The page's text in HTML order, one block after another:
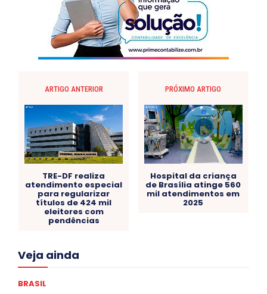
ARTIGO ANTERIOR
TRE-DF realiza
atendimento especial
para regularizar
títulos de 424 mil
eleitores com
pendências
PRÓXIMO ARTIGO
Hospital da criança
de Brasília atinge 560
mil atendimentos em
2025
Veja ainda
Acre
Congressuanas & Esplanadumas
BRASIL